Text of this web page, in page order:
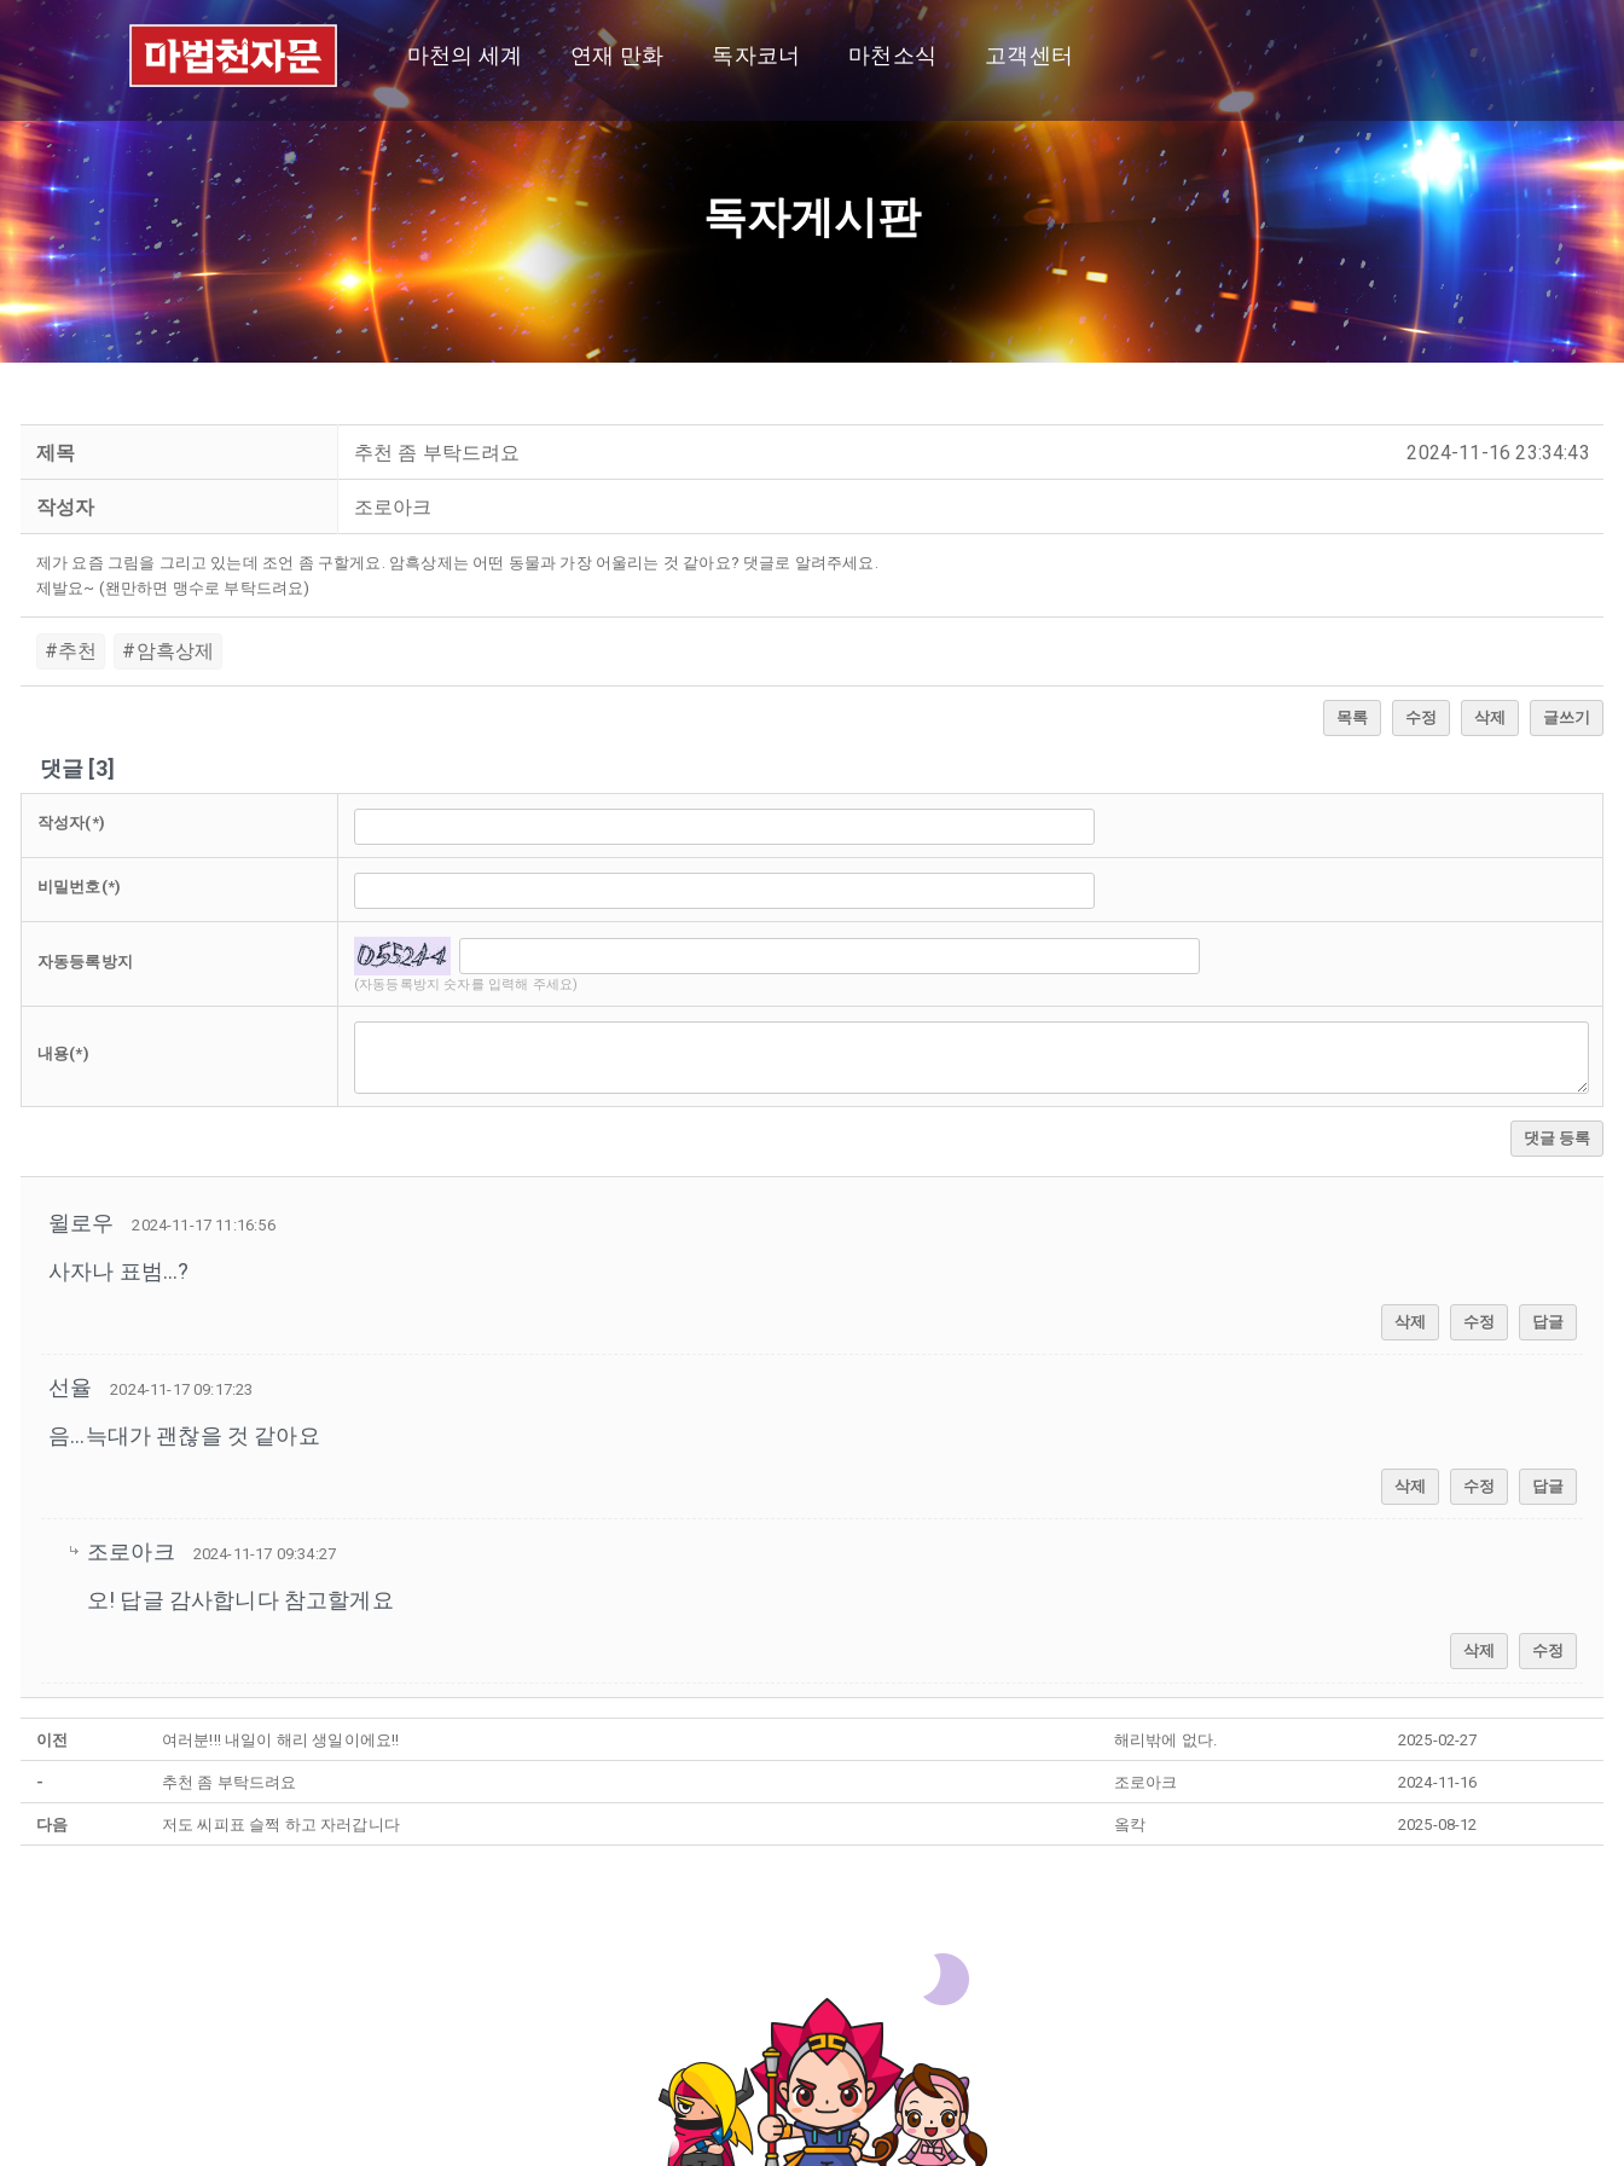
마천의 세계 연재 만화 독자코너 마천소식 고객센터
독자게시판
제목 추천 좀 부탁드려요 2024-11-16 23:34:43
작성자 조로아크
제가 요즘 그림을 그리고 있는데 조언 좀 구할게요. 암흑상제는 어떤 동물과 가장 어울리는 것 같아요? 댓글로 알려주세요.
제발요~ (왠만하면 맹수로 부탁드려요)
#추천 #암흑상제
목록 수정 삭제 글쓰기
댓글 [3]
작성자(*)
비밀번호(*)
자동등록방지
(자동등록방지 숫자를 입력해 주세요)
내용(*)
댓글 등록
윌로우 2024-11-17 11:16:56
사자나 표범...?
삭제 수정 답글
선율 2024-11-17 09:17:23
음...늑대가 괜찮을 것 같아요
삭제 수정 답글
조로아크 2024-11-17 09:34:27
오! 답글 감사합니다 참고할게요
삭제 수정
이전 여러분!!! 내일이 해리 생일이에요!! 해리밖에 없다. 2025-02-27
- 추천 좀 부탁드려요 조로아크 2024-11-16
다음 저도 씨피표 슬쩍 하고 자러갑니다 옼칵 2025-08-12